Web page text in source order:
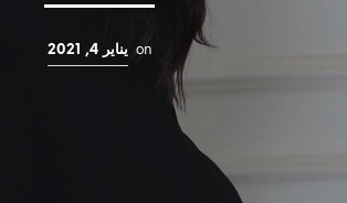
on يناير 4, 2021